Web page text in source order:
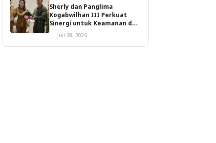
Sherly dan Panglima
Kogabwilhan III Perkuat
Sinergi untuk Keamanan dan
Pembangunan Malut
Juli 28, 2026